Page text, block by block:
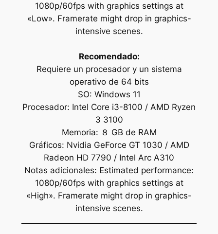
1080p/60fps with graphics settings at
«Low». Framerate might drop in graphics-
intensive scenes.
Recomendado:
Requiere un procesador y un sistema
operativo de 64 bits
SO: Windows 11
Procesador: Intel Core i3-8100 / AMD Ryzen
3 3100
Memoria: ８ GB de RAM
Gráficos: Nvidia GeForce GT 1030 / AMD
Radeon HD 7790 / Intel Arc A310
Notas adicionales: Estimated performance:
1080p/60fps with graphics settings at
«High». Framerate might drop in graphics-
intensive scenes.